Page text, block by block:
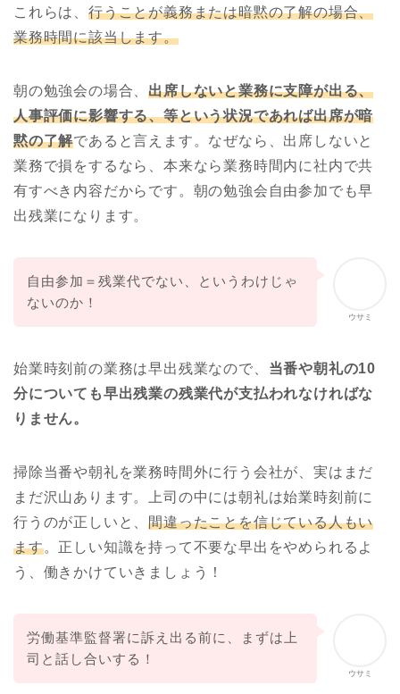
これらは、 行うことが義務または暗黙の了解の場合、
業務時間に該当します。
朝の勉強会の場合、出席しないと業務に支障が出る、
人事評価に影響する、等という状況であれば出席が暗
黙の了解であると言えます。なぜなら、出席しないと
業務で損をするなら、本来なら業務時間内に社内で共
有すべき内容だからです。朝の勉強会自由参加でも早
出残業になります。
ウサミ
自由参加＝残業代でない、というわけじゃ
ないのか！
始業時刻前の業務は早出残業なので、 当番や朝礼の10
分についても早出残業の残業代が支払われなければな
りません。
掃除当番や朝礼を業務時間外に行う会社が、実はまだ
まだ沢山あります。上司の中には朝礼は始業時刻前に
行うのが正しいと、間違ったことを信じている人もい
ます。正しい知識を持って不要な早出をやめられるよ
う、働きかけていきましょう！
ウサミ
労働基準監督署に訴え出る前に、まずは上
司と話し合いする！